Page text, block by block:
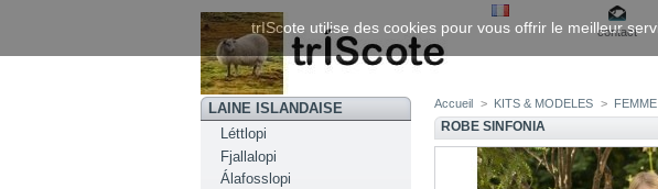
contact
LAINE ISLANDAISE
Léttlopi
Fjallalopi
Álafosslopi
Accueil > KITS & MODELES >
ROBE SINFONIA
trIScote utilise des cookies pour vous offrir le meilleur